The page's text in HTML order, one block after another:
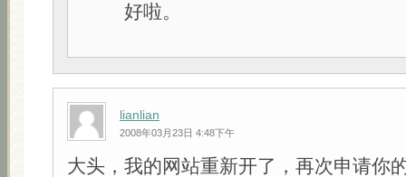
好啦。
lianlian
2008年03月23日 4:48下午
大头，我的网站重新开了，再次申请你